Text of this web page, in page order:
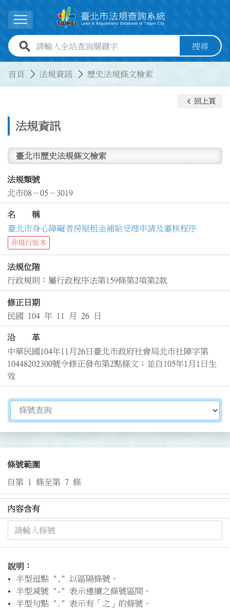
展開選單
全站查詢關鍵字欄位 搜尋
首頁 法規資訊 歷史法規條文檢索
法規資訊
keyboard_arrow_left 回上頁
臺北市歷史法規條文檢索
法規類號
北市08－05－3019
名 稱
臺北市身心障礙者房屋租金補貼受理申請及審核程序
非現行版本
法規位階
行政規則：屬行政程序法第159條第2項第2款
修正日期
民國 104 年 11 月 26 日
沿 革
中華民國104年11月26日臺北市政府社會局北市社障字第
10448202300號令修正發布第2點條文；並自105年1月1日生
效
切換選擇法規資訊內容
條號範圍
自第 1 條至第 7 條
內容含有
說明：
半型逗點 "," 以區隔條號。
半型減號 "-" 表示連續之條號區間。
半型句點 "." 表示有「之」的條號。